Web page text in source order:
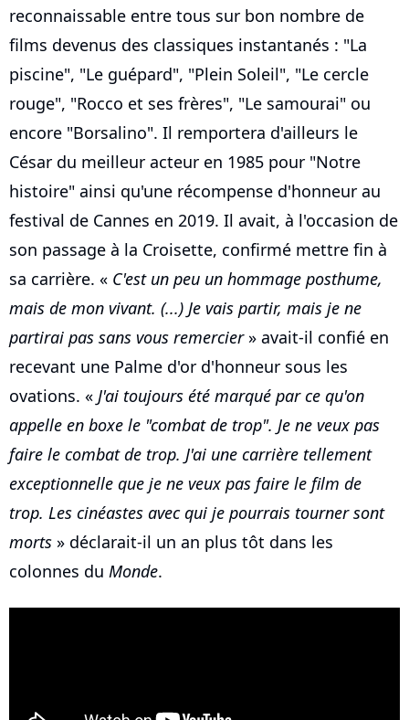
reconnaissable entre tous sur bon nombre de
films devenus des classiques instantanés : "La
piscine", "Le guépard", "Plein Soleil", "Le cercle
rouge", "Rocco et ses frères", "Le samourai" ou
encore "Borsalino". Il remportera d'ailleurs le
César du meilleur acteur en 1985 pour "Notre
histoire" ainsi qu'une récompense d'honneur au
festival de Cannes en 2019. Il avait, à l'occasion de
son passage à la Croisette, confirmé mettre fin à
sa carrière. « C'est un peu un hommage posthume,
mais de mon vivant. (...) Je vais partir, mais je ne
partirai pas sans vous remercier» avait-il confié en
recevant une Palme d'or d'honneur sous les
ovations. « J'ai toujours été marqué par ce qu'on
appelle en boxe le "combat de trop". Je ne veux pas
faire le combat de trop. J'ai une carrière tellement
exceptionnelle que je ne veux pas faire le film de
trop. Les cinéastes avec qui je pourrais tourner sont
morts » déclarait-il un an plus tôt dans les
colonnes du Monde.